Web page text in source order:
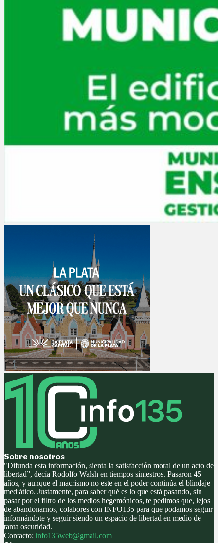
Sobre nosotros
"Difunda esta información, sienta la satisfacción moral de un acto de
libertad”, decía Rodolfo Walsh en tiempos siniestros. Pasaron 45
años, y aunque el macrismo no este en el poder continúa el blindaje
mediático. Justamente, para saber qué es lo que está pasando, sin
pasar por el filtro de los medios hegemónicos, te pedimos que, lejos
de abandonarnos, colabores con INFO135 para que podamos seguir
informándote y seguir siendo un espacio de libertad en medio de
tanta oscuridad.
Contacto: info135web@gmail.com